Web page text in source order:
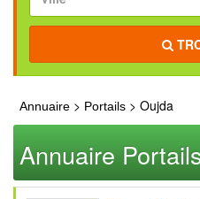
Annuaire > Portails > Oujda
Annuaire